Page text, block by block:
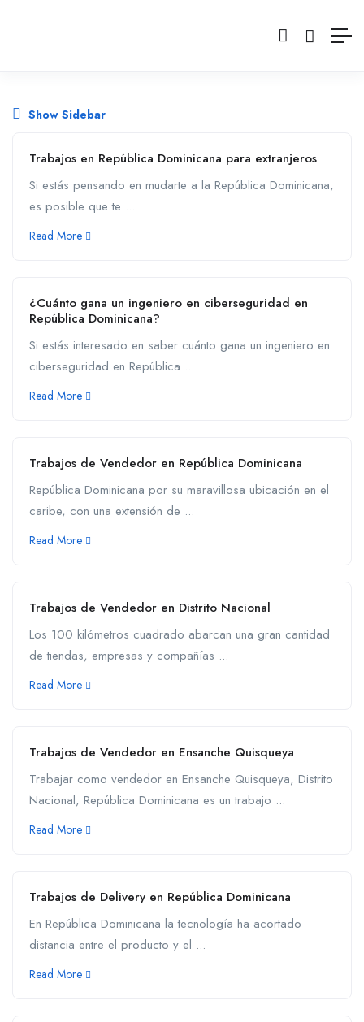
Show Sidebar
Trabajos en República Dominicana para extranjeros
Si estás pensando en mudarte a la República Dominicana,
es posible que te ...
Read More
¿Cuánto gana un ingeniero en ciberseguridad en
República Dominicana?
Si estás interesado en saber cuánto gana un ingeniero en
ciberseguridad en República ...
Read More
Trabajos de Vendedor en República Dominicana
República Dominicana por su maravillosa ubicación en el
caribe, con una extensión de ...
Read More
Trabajos de Vendedor en Distrito Nacional
Los 100 kilómetros cuadrado abarcan una gran cantidad
de tiendas, empresas y compañías ...
Read More
Trabajos de Vendedor en Ensanche Quisqueya
Trabajar como vendedor en Ensanche Quisqueya, Distrito
Nacional, República Dominicana es un trabajo ...
Read More
Trabajos de Delivery en República Dominicana
En República Dominicana la tecnología ha acortado
distancia entre el producto y el ...
Read More